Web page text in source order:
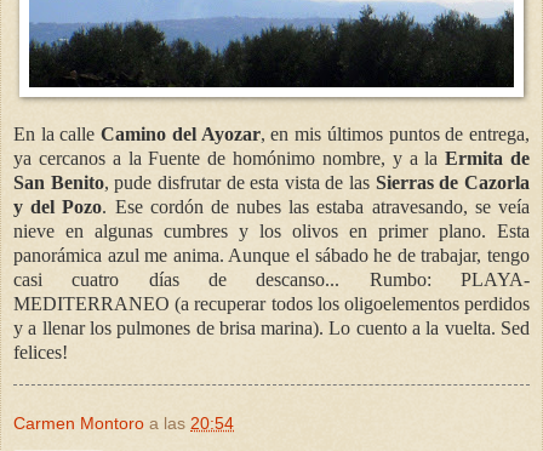
En la calleCamino del Ayozar, en mis últimos puntos de entrega,
ya cercanos a la Fuente de homónimo nombre, y a laErmita de
San Benito, pude disfrutar de esta vista de las Sierras de Cazorla
y del Pozo. Ese cordón de nubes las estaba atravesando, se veía
nieve en algunas cumbres y los olivos en primer plano. Esta
panorámica azul me anima. Aunque el sábado he de trabajar, tengo
casi cuatro días de descanso... Rumbo: PLAYA-
MEDITERRANEO (a recuperar todos los oligoelementos perdidos
y a llenar los pulmones de brisa marina). Lo cuento a la vuelta. Sed
felices!
Carmen Montoro a las 20:54